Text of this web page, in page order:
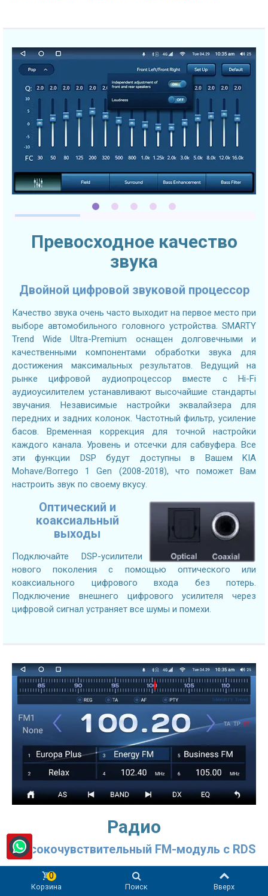
Превосходное качество
звука
Двойной цифровой звуковой процессор
Качество звука очень часто выходит на первое место при
выборе автомобильного головного устройства. SMARTY
Trend Wide Ultra-Premium оснащен долговечными и
качественными компонентами обработки звука для
достижения максимальных результатов. Ведущий на
рынке цифровой аудиопроцессор вместе с Hi-Fi
аудиоусилителем устанавливают высочайшие стандарты
звучания. Независимые настройки эквалайзера для
передних и задних колонок. Частотный фильтр, усиление
басов. Временная коррекция для точной настройки
каждого канала. Уровень и отсечки для сабвуфера. Все
эти функции DSP будут доступны в Вашем KIA
Mohave/Borrego 1 Gen (2008-2018), что поможет Вам
настроить звук по своему вкусу.
Оптический и
коаксиальный
выходы
Подключайте DSP-усилители
нового поколения с помощью оптического или
коаксиального цифрового входа без потерь.
Подключение внешнего цифрового усилителя через
цифровой сигнал устраняет все шумы и помехи.
Радио
Высокочувствительный FM-модуль с RDS
Радио - одна из основных функций мультимедийной
системы в KIA Mohave/Borrego 1 Gen (2008-2018)! SMARTY
Корзина
0
Поиск Вверх